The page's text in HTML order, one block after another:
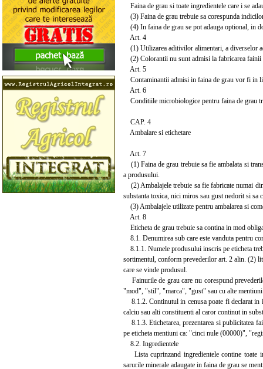
Faina de grau si toate ingredientele care i se
(3) Faina de grau trebuie sa corespunda
(4) In faina de grau se pot adauga optional, in
Art. 4
(1) Utilizarea aditivilor alimentari, a diverselor
(2) Colorantii nu sunt admisi la fabricarea fainii
Art. 5
Contaminantii admisi in faina de grau vor fi in
Art. 6
Conditiile microbiologice pentru faina de grau
CAP. 4
Ambalare si etichetare
Art. 7
(1) Faina de grau trebuie sa fie ambalata si
a produsului.
(2) Ambalajele trebuie sa fie fabricate numai
substanta toxica, nici miros sau gust nedorit si sa
(3) Ambalajele utilizate pentru ambalarea si
Art. 8
Eticheta de grau trebuie sa contina in mod
8.1. Denumirea sub care este vanduta pentru
8.1.1. Numele produsului inscris pe eticheta
sortimentul, conform prevederilor art. 2 alin. (2)
care se vinde produsul.
Fainurile de grau care nu corespund
"mod", "stil", "marca", "gust" sau cu alte mentiuni
8.1.2. Continutul in cenusa poate fi declarat in
calciu sau alti constituenti al caror continut in
8.1.3. Etichetarea, prezentarea si publicitatea
pe eticheta mentiuni ca: "cinci nule (00000)",
8.2. Ingredientele
Lista cuprinzand ingredientele contine toate
sarurile minerale adaugate in faina de grau se